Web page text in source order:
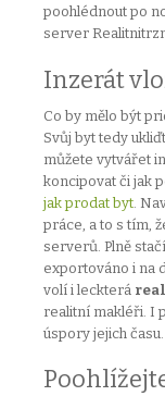
poohlédnout po
server
Inzerát
Co by mělo být
Svůj byt tedy
můžete vytvářet
koncipovat či jak
jak prodat byt .
práce, a to s tím,
serverů. Plně
exportováno i na
volí i leckterá
realitní makléři. I
úspory jejich času.